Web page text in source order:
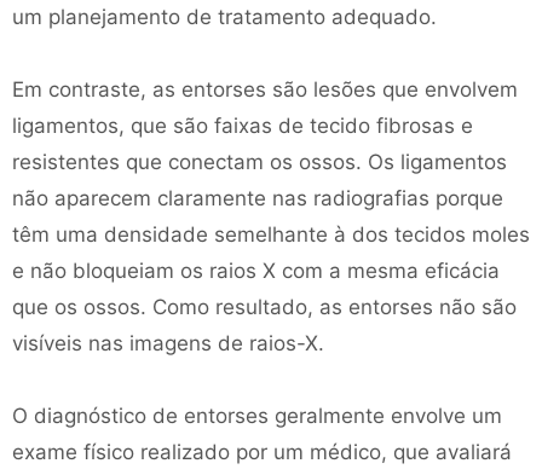
um planejamento de tratamento adequado.
Em contraste, as entorses são lesões que envolvem
ligamentos, que são faixas de tecido fibrosas e
resistentes que conectam os ossos. Os ligamentos
não aparecem claramente nas radiografias porque
têm uma densidade semelhante à dos tecidos moles
e não bloqueiam os raios X com a mesma eficácia
que os ossos. Como resultado, as entorses não são
visíveis nas imagens de raios-X.
O diagnóstico de entorses geralmente envolve um
exame físico realizado por um médico, que avaliará